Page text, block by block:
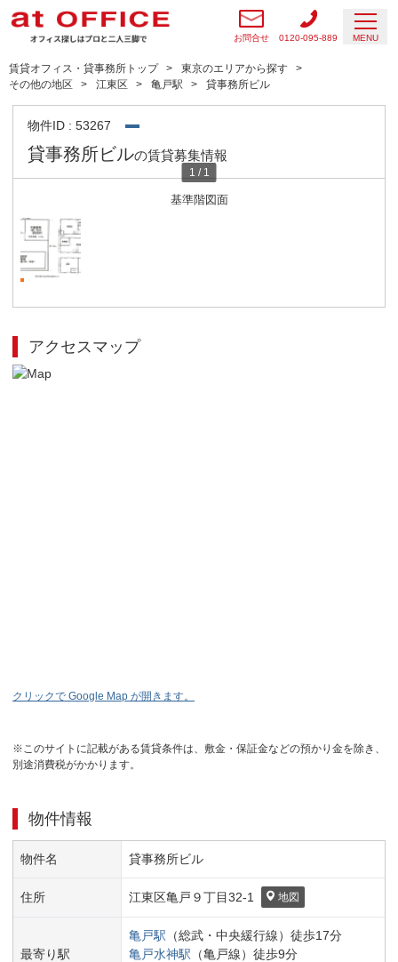
お問合せ 0120-095-889 MENU
賃貸オフィス・貸事務所トップ
東京のエリアから探す
その他の地区
江東区 亀戸駅 貸事務所ビル
物件ID : 53267
貸事務所ビルの賃貸募集情報
基準階図面
1 / 1
アクセスマップ
クリックで Google Map が開きます。
※このサイトに記載がある賃貸条件は、敷金・保証金などの預かり金を除き、
別途消費税がかかります。
物件情報
物件名 貸事務所ビル
住所 江東区亀戸９丁目32-1 地図
最寄り駅
亀戸駅 （総武・中央緩行線） 徒歩17分
亀戸水神駅 （亀戸線） 徒歩9分